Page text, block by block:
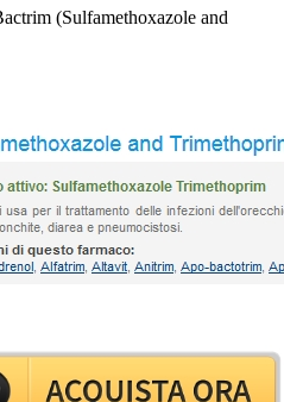
(Sulfamethoxazole and